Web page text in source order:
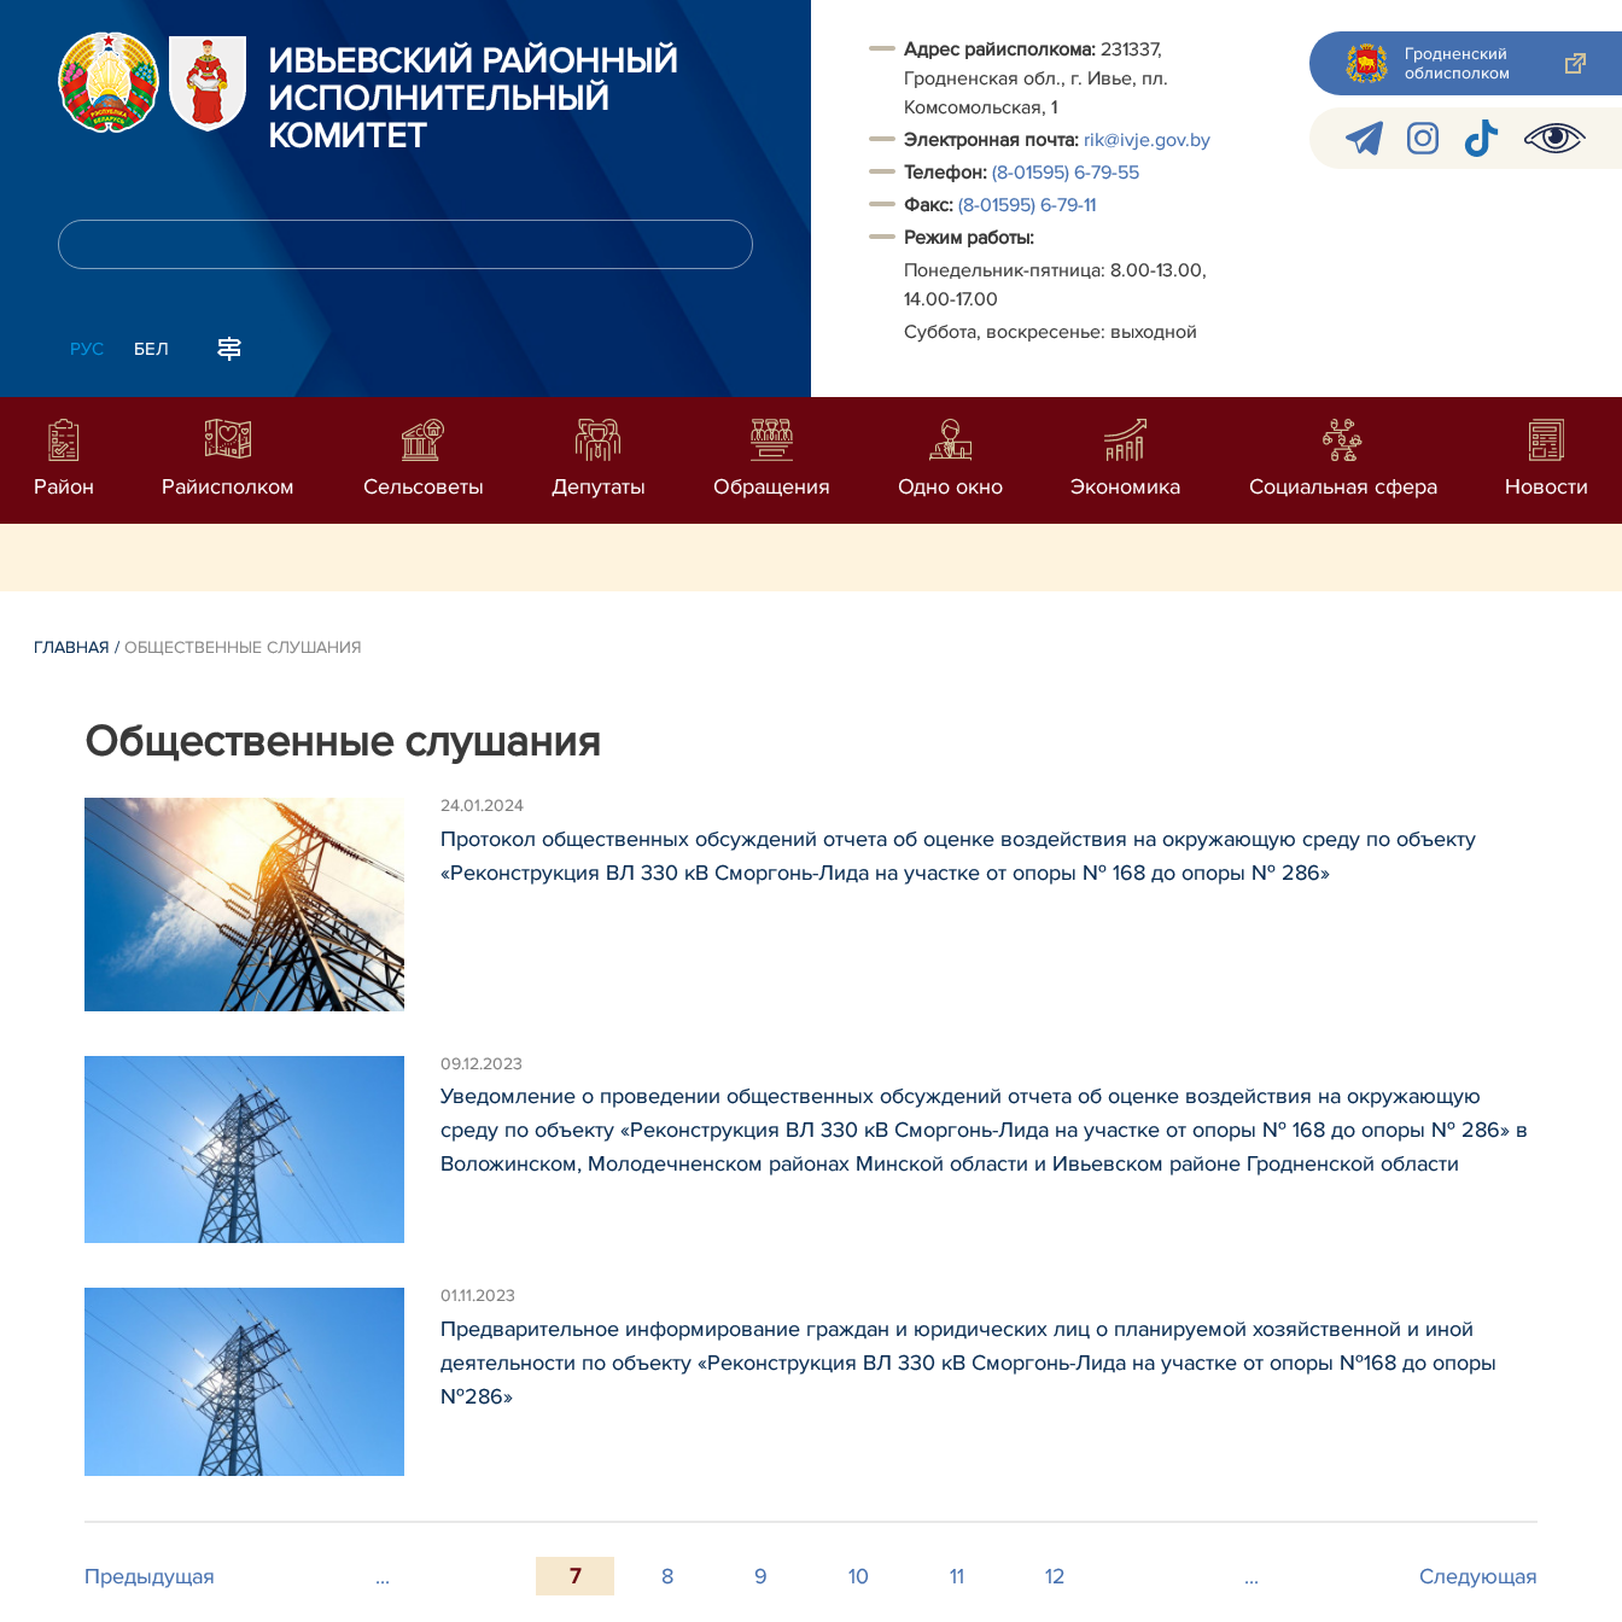
ИВЬЕВСКИЙ РАЙОННЫЙ
ИСПОЛНИТЕЛЬНЫЙ
КОМИТЕТ
РУС БЕЛ
Адрес райисполкома: 231337,
Гродненская обл., г. Ивье, пл.
Комсомольская, 1
Электронная почта: rik@ivje.gov.by
Телефон: (8-01595) 6-79-55
Факс: (8-01595) 6-79-11
Режим работы:
Понедельник-пятница: 8.00-13.00,
14.00-17.00
Суббота, воскресенье: выходной
Гродненский
облисполком
Район Райисполком Сельсоветы Депутаты Обращения Одно окно Экономика Социальная сфера Новости
ГЛАВНАЯ /ОБЩЕСТВЕННЫЕ СЛУШАНИЯ
Общественные слушания
24.01.2024
Протокол общественных обсуждений отчета об оценке воздействия на окружающую среду по объекту
«Реконструкция ВЛ 330 кВ Сморгонь-Лида на участке от опоры № 168 до опоры № 286»
09.12.2023
Уведомление о проведении общественных обсуждений отчета об оценке воздействия на окружающую
среду по объекту «Реконструкция ВЛ 330 кВ Сморгонь-Лида на участке от опоры № 168 до опоры № 286» в
Воложинском, Молодечненском районах Минской области и Ивьевском районе Гродненской области
01.11.2023
Предварительное информирование граждан и юридических лиц о планируемой хозяйственной и иной
деятельности по объекту «Реконструкция ВЛ 330 кВ Сморгонь-Лида на участке от опоры №168 до опоры
№286»
Предыдущая ... 7 8 9 10 11 12 ... Следующая